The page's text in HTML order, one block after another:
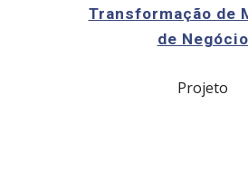
Transformação de
de Negócio
Projeto